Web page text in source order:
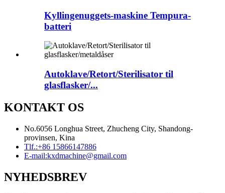
Kyllingenuggets-maskine Tempura-
batteri
Autoklave/Retort/Sterilisator til
glasflasker/...
KONTAKT OS
No.6056 Longhua Street, Zhucheng City, Shandong-
provinsen, Kina
Tlf.:+86 15866147886
E-mail:kxdmachine@gmail.com
NYHEDSBREV